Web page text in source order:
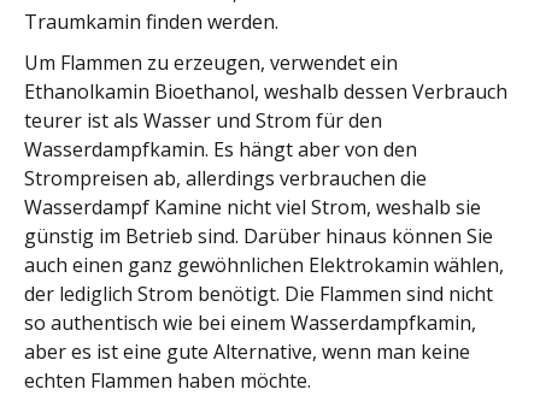
Traumkamin finden werden.
Um Flammen zu erzeugen, verwendet ein
Ethanolkamin Bioethanol, weshalb dessen Verbrauch
teurer ist als Wasser und Strom für den
Wasserdampfkamin. Es hängt aber von den
Strompreisen ab, allerdings verbrauchen die
Wasserdampf Kamine nicht viel Strom, weshalb sie
günstig im Betrieb sind. Darüber hinaus können Sie
auch einen ganz gewöhnlichen Elektrokamin wählen,
der lediglich Strom benötigt. Die Flammen sind nicht
so authentisch wie bei einem Wasserdampfkamin,
aber es ist eine gute Alternative, wenn man keine
echten Flammen haben möchte.